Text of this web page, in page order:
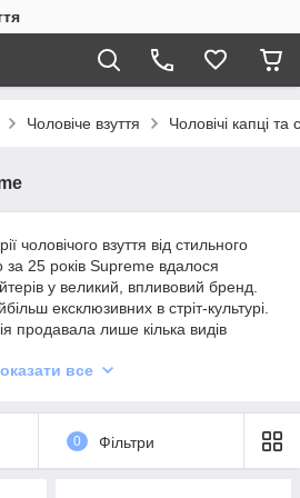
Чоловіче взуття Чоловічі капці та
чоловічого взуття від стильного
25 років Supreme вдалося
у великий, впливовий бренд.
ексклюзивних в стріт-культурі.
продавала лише кілька видів
успіх великими колабораціями з
та інші.
достоїнствами
все
0 Фільтри